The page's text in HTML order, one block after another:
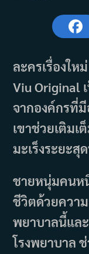
ละครเรื่องให
Viu Original
จากองค์กรที่มี
เขาช่วยเติม
มะเร็งระยะสุ
ชายหนุ่มคนห
ชีวิตด้วยความ
พยาบาลนี้แล
โรงพยาบาล